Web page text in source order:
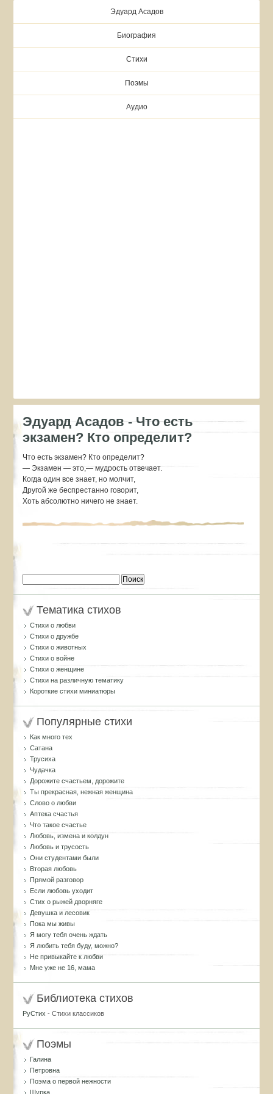
Эдуард Асадов
Биография
Стихи
Поэмы
Аудио
Эдуард Асадов - Что есть
экзамен? Кто определит?
Что есть экзамен? Кто определит?
— Экзамен — это,— мудрость отвечает.
Когда один все знает, но молчит,
Другой же беспрестанно говорит,
Хоть абсолютно ничего не знает.
Тематика стихов
Стихи о любви
Стихи о дружбе
Стихи о животных
Стихи о войне
Стихи о женщине
Стихи на различную тематику
Короткие стихи миниатюры
Популярные стихи
Как много тех
Сатана
Трусиха
Чудачка
Дорожите счастьем, дорожите
Ты прекрасная, нежная женщина
Слово о любви
Аптека счастья
Что такое счастье
Любовь, измена и колдун
Любовь и трусость
Они студентами были
Вторая любовь
Прямой разговор
Если любовь уходит
Стих о рыжей дворняге
Девушка и лесовик
Пока мы живы
Я могу тебя очень ждать
Я любить тебя буду, можно?
Не привыкайте к любви
Мне уже не 16, мама
Библиотека стихов
РуСтих - Стихи классиков
Поэмы
Галина
Петровна
Поэма о первой нежности
Шурка